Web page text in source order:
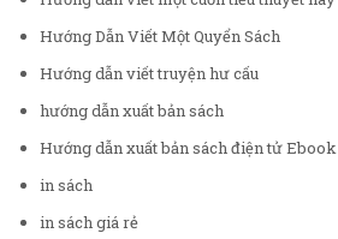
Hướng Dẫn Viết Một Quyển Sách
Hướng dẫn viết truyện hư cấu
hướng dẫn xuất bản sách
Hướng dẫn xuất bản sách điện tử Ebook
in sách
in sách giá rẻ